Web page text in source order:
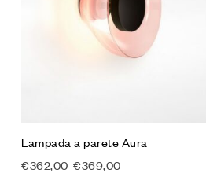
Lampada a parete Aura
€362,00-€369,00